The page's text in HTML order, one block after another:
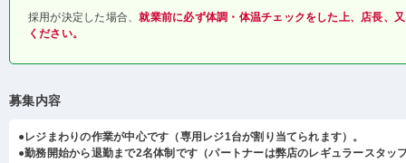
採用が決定した場合、就業前に必ず体調・体温チェックをした上、店長、
ください。
募集内容
●レジまわりの作業が中心です（専用レジ1台が割り当てられます）。
●勤務開始から退勤まで2名体制です（パートナーは弊店のレギュラースタッ